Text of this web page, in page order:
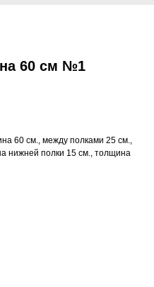
на 60 см №1
60 см., между полками 25 см.,
нижней полки 15 см., толщина